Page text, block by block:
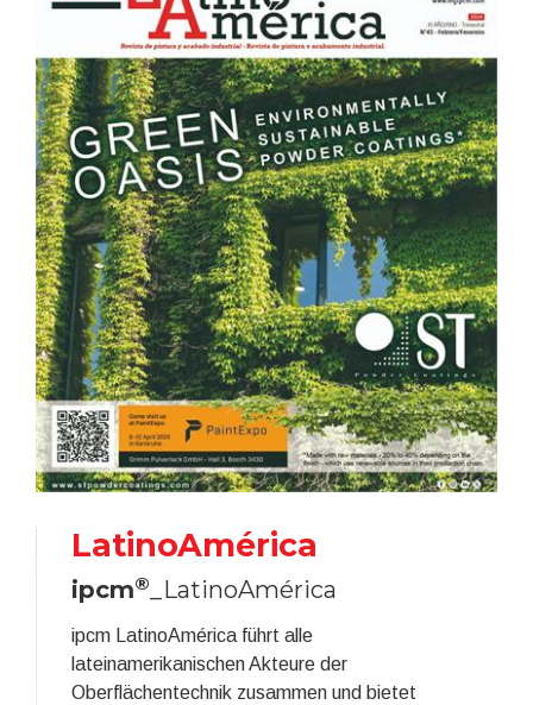
LatinoAmérica
ipcm® _LatinoAmérica
ipcm LatinoAmérica führt alle
lateinamerikanischen Akteure der
Oberflächentechnik zusammen und bietet